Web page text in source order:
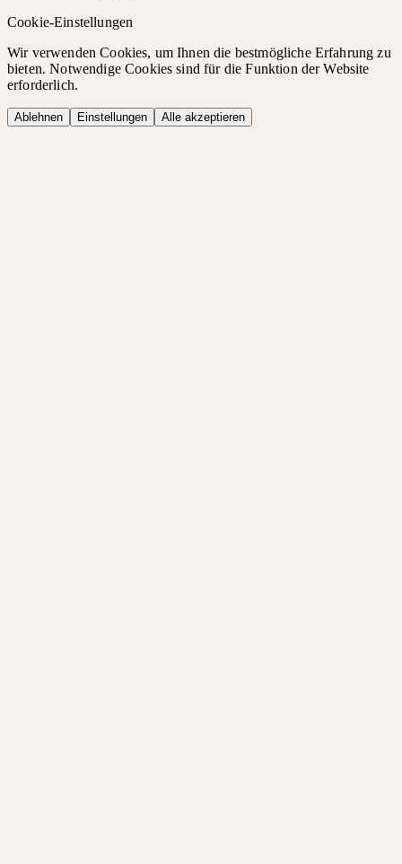
Cookie-Einstellungen
Wir verwenden Cookies, um Ihnen die bestmögliche Erfahrung zu
bieten. Notwendige Cookies sind für die Funktion der Website
erforderlich.
Ablehnen Einstellungen Alle akzeptieren